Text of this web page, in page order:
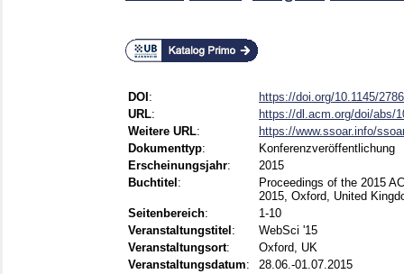
DOI :
https://doi.org/10.1145/
URL:
https://dl.acm.org/doi/abs/
Weitere URL:
https://www.ssoar.info/
Dokumenttyp:
Konferenzveröffentlichung
Erscheinungsjahr:
2015
Buchtitel :
Proceedings of the 2015
2015, Oxford, United
Seitenbereich:
1-10
Veranstaltungstitel :
WebSci '15
Veranstaltungsort:
Oxford, UK
Veranstaltungsdatum:
28.06.-01.07.2015